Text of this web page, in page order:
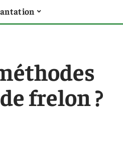
frelon ?